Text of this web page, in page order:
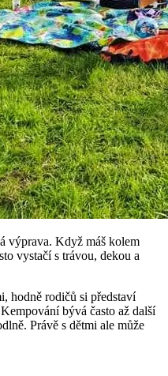
výprava. Když máš kolem
vystačí s trávou, dekou a
hodně rodičů si představí
bývá často až další
Právě s dětmi ale může